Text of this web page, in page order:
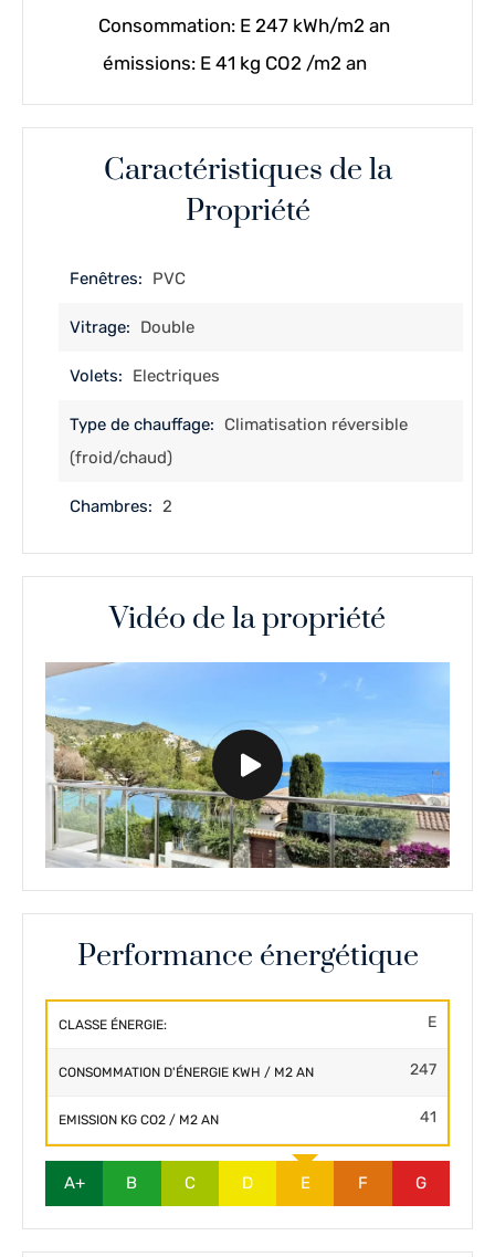
Consommation: E 247 kWh/m2 an
émissions: E 41 kg CO2 /m2 an
Caractéristiques de la
Propriété
Fenêtres: PVC
Vitrage: Double
Volets: Electriques
Type de chauffage:
Climatisation réversible
(froid/chaud)
Chambres: 2
Vidéo de la propriété
Performance énergétique
CLASSE ÉNERGIE: E
CONSOMMATION D'ÉNERGIE KWH / M2 AN 247
EMISSION KG CO2 / M2 AN 41
A+ B C D E F G